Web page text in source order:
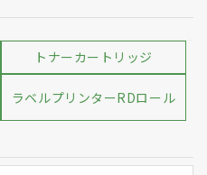
トナーカートリッジ
ラベルプリンターRDロール